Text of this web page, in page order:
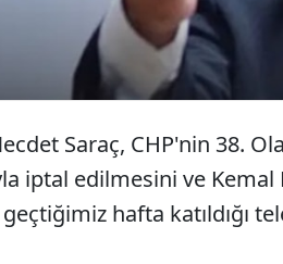
Saraç, CHP'nin 38.
iptal edilmesini ve Kemal
hafta katıldığı